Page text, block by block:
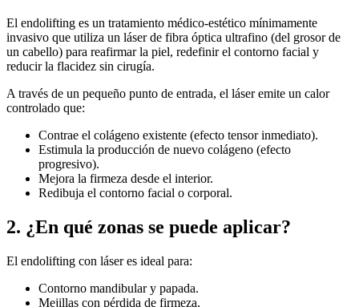
El endolifting es un tratamiento médico-estético mínimamente
invasivo que utiliza un láser de fibra óptica ultrafino (del grosor de
un cabello) para reafirmar la piel, redefinir el contorno facial y
reducir la flacidez sin cirugía.
A través de un pequeño punto de entrada, el láser emite un calor
controlado que:
Contrae el colágeno existente (efecto tensor inmediato).
Estimula la producción de nuevo colágeno (efecto
progresivo).
Mejora la firmeza desde el interior.
Redibuja el contorno facial o corporal.
2. ¿En qué zonas se puede aplicar?
El endolifting con láser es ideal para:
Contorno mandibular y papada.
Mejillas con pérdida de firmeza.